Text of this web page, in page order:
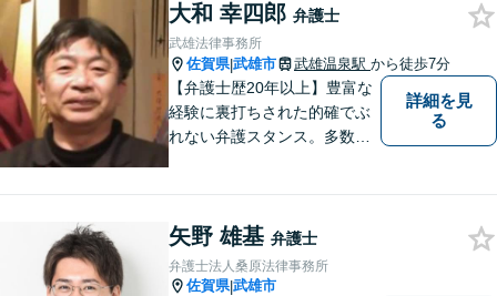
大和 幸四郎 弁護士
武雄法律事務所
佐賀県|武雄市 武雄温泉駅 から徒歩7分
【弁護士歴20年以上】豊富な
経験に裏打ちされた的確でぶ
れない弁護スタンス。多数の
法書士などとも連携しワンス
トップで解決。難事件には他
弁護士と協力も。元調停委
詳細を見
る
矢野 雄基 弁護士
弁護士法人桑原法律事務所
佐賀県|武雄市